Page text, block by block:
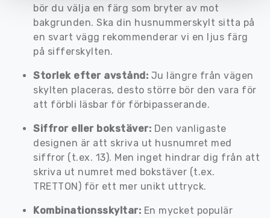
bör du välja en färg som bryter av mot
bakgrunden. Ska din husnummerskylt sitta på
en svart vägg rekommenderar vi en ljus färg
på sifferskylten.
Storlek efter avstånd: Ju längre från vägen
skylten placeras, desto större bör den vara för
att förbli läsbar för förbipasserande.
Siffror eller bokstäver: Den vanligaste
designen är att skriva ut husnumret med
siffror (t.ex. 13). Men inget hindrar dig från att
skriva ut numret med bokstäver (t.ex.
TRETTON) för ett mer unikt uttryck.
Kombinationsskyltar: En mycket populär